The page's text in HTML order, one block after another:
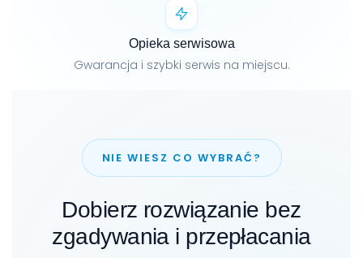
Opieka serwisowa
Gwarancja i szybki serwis na miejscu.
NIE WIESZ CO WYBRAĆ?
Dobierz rozwiązanie bez
zgadywania i przepłacania